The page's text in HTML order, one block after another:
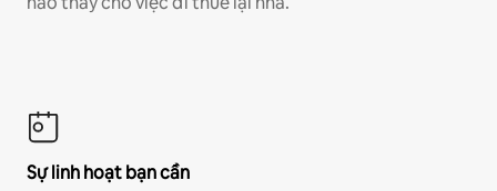
Sự linh hoạt bạn cần